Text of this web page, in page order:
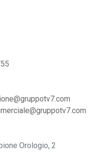
Orologio, 2